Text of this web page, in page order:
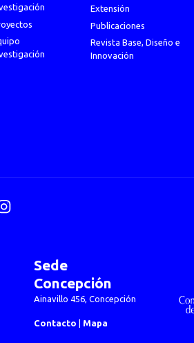
Extensión
Publicaciones
Revista Base, Diseño e
Innovación
Sede
Concepción
Ainavillo 456, Concepción
Contacto | Mapa